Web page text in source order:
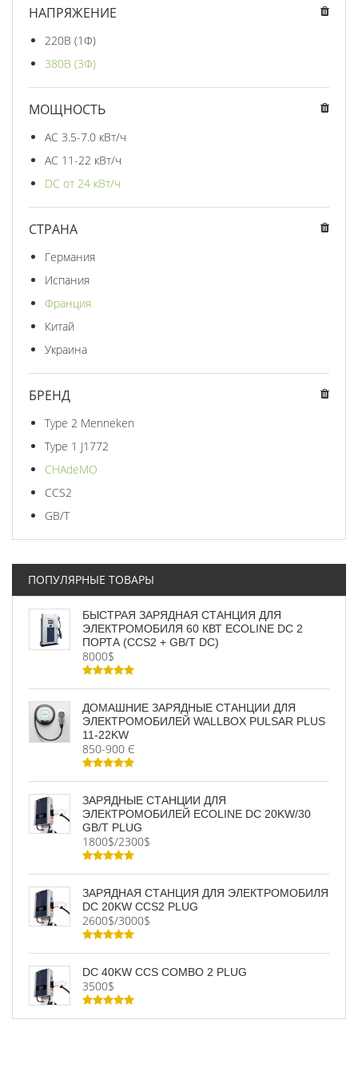
НАПРЯЖЕНИЕ
220В (1Ф)
380В (3Ф)
МОЩНОСТЬ
AC 3.5-7.0 кВт/ч
AC 11-22 кВт/ч
DC от 24 кВт/ч
СТРАНА
Германия
Испания
Франция
Китай
Украина
БРЕНД
Type 2 Menneken
Type 1 J1772
CHAdeMO
CCS2
GB/T
ПОПУЛЯРНЫЕ ТОВАРЫ
БЫСТРАЯ ЗАРЯДНАЯ СТАНЦИЯ ДЛЯ
ЭЛЕКТРОМОБИЛЯ 60 КВТ ECOLINE DC 2
ПОРТА (CCS2 + GB/T DC)
8000$
ДОМАШНИЕ ЗАРЯДНЫЕ СТАНЦИИ ДЛЯ
ЭЛЕКТРОМОБИЛЕЙ WALLBOX PULSAR PLUS
11-22KW
850-900 Є
ЗАРЯДНЫЕ СТАНЦИИ ДЛЯ
ЭЛЕКТРОМОБИЛЕЙ ECOLINE DC 20KW/30
GB/T PLUG
1800$/2300$
ЗАРЯДНАЯ СТАНЦИЯ ДЛЯ ЭЛЕКТРОМОБИЛЯ
DC 20KW CCS2 PLUG
2600$/3000$
DC 40KW CCS COMBO 2 PLUG
3500$